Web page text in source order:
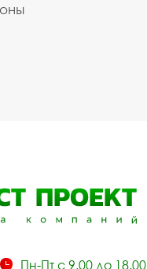
Пн-Пт с 9.00 до 18.00